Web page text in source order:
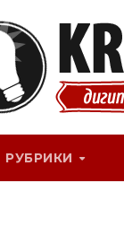
РУБРИКИ